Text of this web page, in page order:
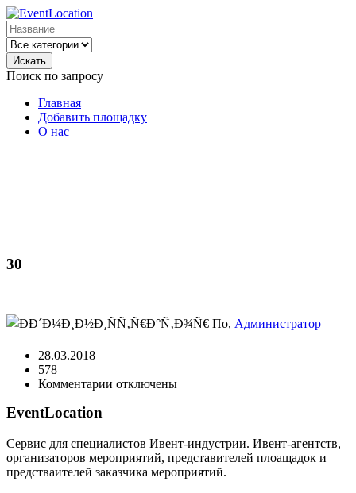
Искать
Поиск по запросу
Главная
Добавить площадку
О нас
30
По, Администратор
28.03.2018
578
Комментарии котключены
EventLocation
Сервис для специалистов Ивент-индустрии. Ивент-агентств,
организаторов мероприятий, представителей плоащадок и
предстваителей заказчика мероприятий.